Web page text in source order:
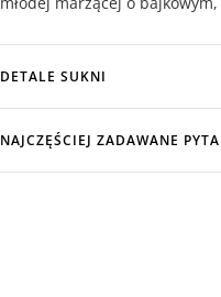
DETALE SUKNI
NAJCZĘŚCIEJ ZADAWANE